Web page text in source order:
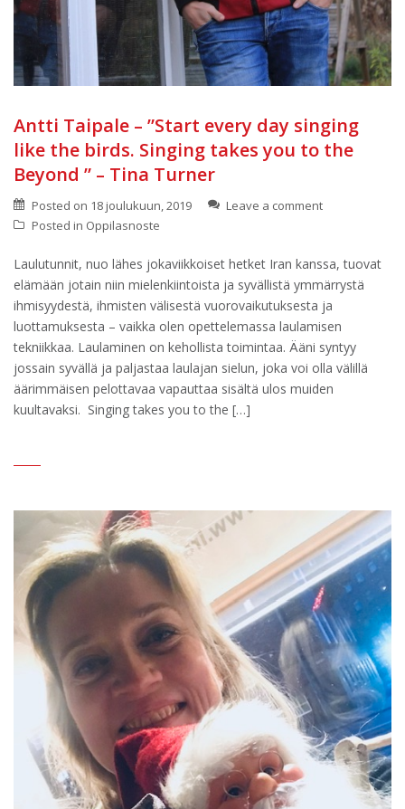
Antti Taipale – ”Start every day singing
like the birds. Singing takes you to the
Beyond ” – Tina Turner
Posted on 18 joulukuun, 2019
Leave a comment
Posted in Oppilasnoste
Laulutunnit, nuo lähes jokaviikkoiset hetket Iran kanssa, tuovat
elämään jotain niin mielenkiintoista ja syvällistä ymmärrystä
ihmisyydestä, ihmisten välisestä vuorovaikutuksesta ja
luottamuksesta – vaikka olen opettelemassa laulamisen
tekniikkaa. Laulaminen on kehollista toimintaa. Ääni syntyy
jossain syvällä ja paljastaa laulajan sielun, joka voi olla välillä
äärimmäisen pelottavaa vapauttaa sisältä ulos muiden
kuultavaksi. Singing takes you to the […]